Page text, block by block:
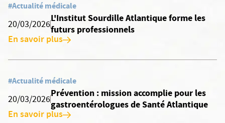
#Actualité médicale
20/03/2026
L'Institut Sourdille Atlantique forme les
futurs professionnels
En savoir plus
#Actualité médicale
20/03/2026
Prévention : mission accomplie pour les
gastroentérologues de Santé Atlantique
En savoir plus